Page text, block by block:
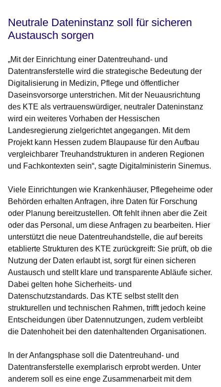
Neutrale Dateninstanz soll für sicheren
Austausch sorgen
„Mit der Einrichtung einer Datentreuhand- und
Datentransferstelle wird die strategische Bedeutung der
Digitalisierung in Medizin, Pflege und öffentlicher
Daseinsvorsorge unterstrichen. Mit der Neuausrichtung
des KTE als vertrauenswürdiger, neutraler Dateninstanz
wird ein weiteres Vorhaben der Hessischen
Landesregierung zielgerichtet angegangen. Mit dem
Projekt kann Hessen zudem Blaupause für den Aufbau
vergleichbarer Treuhandstrukturen in anderen Regionen
und Fachkontexten sein“, sagte Digitalministerin Sinemus.
Viele Einrichtungen wie Krankenhäuser, Pflegeheime oder
Behörden erhalten Anfragen, ihre Daten für Forschung
oder Planung bereitzustellen. Oft fehlt ihnen aber die Zeit
oder das Personal, um diese Anfragen zu bearbeiten. Hier
unterstützt die neue Datentreuhandstelle, die auf bereits
etablierte Strukturen des KTE zurückgreift: Sie prüft, ob die
Nutzung der Daten erlaubt ist, sorgt für einen sicheren
Austausch und stellt klare und transparente Abläufe sicher.
Dabei gelten hohe Sicherheits- und
Datenschutzstandards. Das KTE selbst stellt den
strukturellen und technischen Rahmen, trifft jedoch keine
Entscheidungen über Datennutzungen, zudem verbleibt
die Datenhoheit bei den datenhaltenden Organisationen.
In der Anfangsphase soll die Datentreuhand- und
Datentransferstelle exemplarisch erprobt werden. Unter
anderem soll es eine enge Zusammenarbeit mit dem